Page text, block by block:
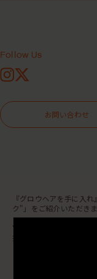
Follow Us
Instagram
お問い合わせ
ELLE 7月号
『グロウヘアを手に入
ク"」をご紹介いただきま
▼商品詳細はこちら
掲載アイテム :